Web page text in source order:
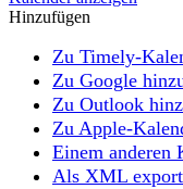
Hinzufügen
Zu Timely-
Zu Google
Zu Outlook
Zu Apple-
Einem anderen
Als XML